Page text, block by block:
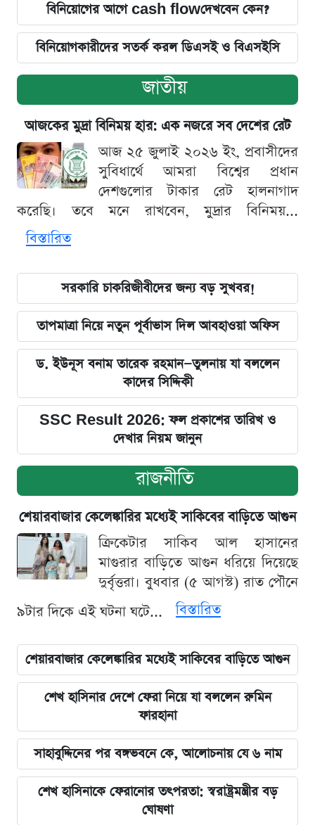
বিনিয়োগের আগে cash flowদেখবেন কেন?
বিনিয়োগকারীদের সতর্ক করল ডিএসই ও বিএসইসি
জাতীয়
আজকের মুদ্রা বিনিময় হার: এক নজরে সব দেশের রেট
আজ ২৫ জুলাই ২০২৬ ইং, প্রবাসীদের
সুবিধার্থে আমরা বিশ্বের প্রধান
দেশগুলোর টাকার রেট হালনাগাদ
করেছি। তবে মনে রাখবেন, মুদ্রার বিনিময়...
বিস্তারিত
সরকারি চাকরিজীবীদের জন্য বড় সুখবর!
তাপমাত্রা নিয়ে নতুন পূর্বাভাস দিল আবহাওয়া অফিস
ড. ইউনূস বনাম তারেক রহমান—তুলনায় যা বললেন
কাদের সিদ্দিকী
SSC Result 2026: ফল প্রকাশের তারিখ ও
দেখার নিয়ম জানুন
রাজনীতি
শেয়ারবাজার কেলেঙ্কারির মধ্যেই সাকিবের বাড়িতে আগুন
ক্রিকেটার সাকিব আল হাসানের
মাগুরার বাড়িতে আগুন ধরিয়ে দিয়েছে
দুর্বৃত্তরা। বুধবার (৫ আগস্ট) রাত পৌনে
৯টার দিকে এই ঘটনা ঘটে...
বিস্তারিত
শেয়ারবাজার কেলেঙ্কারির মধ্যেই সাকিবের বাড়িতে আগুন
শেখ হাসিনার দেশে ফেরা নিয়ে যা বললেন রুমিন
ফারহানা
সাহাবুদ্দিনের পর বঙ্গভবনে কে, আলোচনায় যে ৬ নাম
শেখ হাসিনাকে ফেরানোর তৎপরতা: স্বরাষ্ট্রমন্ত্রীর বড়
ঘোষণা